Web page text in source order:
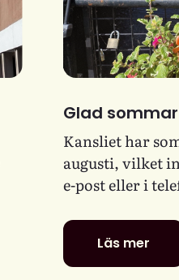
Glad
Kansliet har
augusti, vilket
e-post eller i
Läs mer
Glad
sommar